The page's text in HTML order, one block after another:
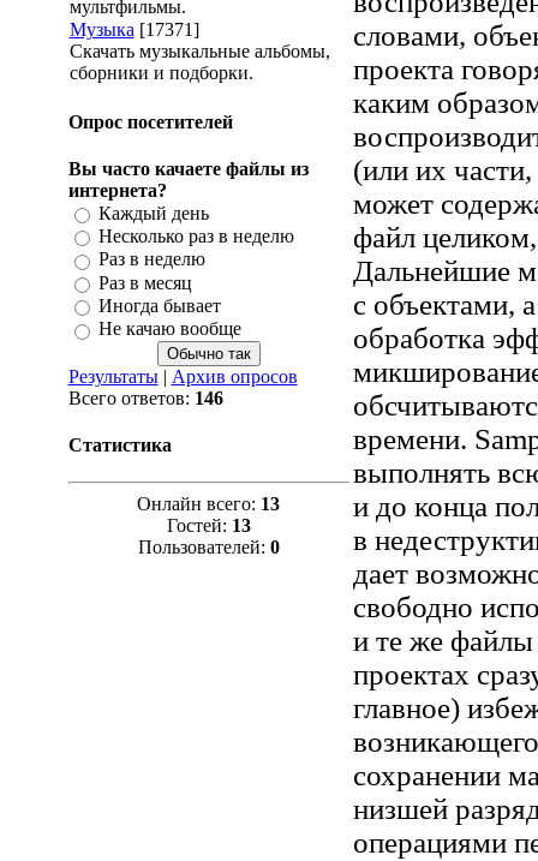
мультфильмы.
Музыка [17371]
Скачать музыкальные альбомы,
сборники и подборки.
Опрос посетителей
Вы часто качаете файлы из
интернета?
Каждый день
Несколько раз в неделю
Раз в неделю
Раз в месяц
Иногда бывает
Не качаю вообще
Результаты| Архив опросов
Всего ответов: 146
Статистика
Онлайн всего: 13
Гостей: 13
Пользователей: 0
словами,
проекта
каким
(или их части,
может
файл
Дальнейшие
с объектами,
обработка
времени.
выполнять
и до конца
в
дает
свободно
и те же файлы
проектах
главное)
сохранении
низшей
операциями